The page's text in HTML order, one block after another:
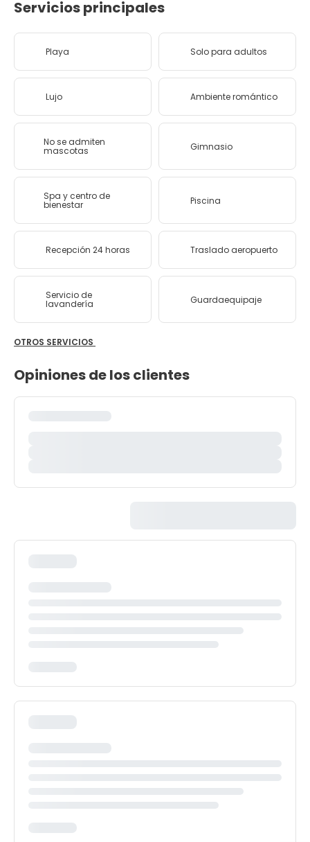
Servicios principales
Playa Solo para adultos
Lujo Ambiente romántico
No se admiten
mascotas Gimnasio
Spa y centro de
bienestar Piscina
Recepción 24 horas Traslado aeropuerto
Servicio de
lavandería Guardaequipaje
OTROS SERVICIOS
Opiniones de los clientes